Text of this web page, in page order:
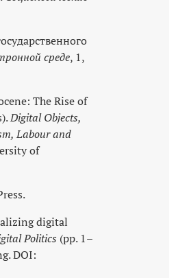
среде, 1,
The Rise of
Digital Objects,
Labour and
of
digital
Politics (pp. 1–
DOI: